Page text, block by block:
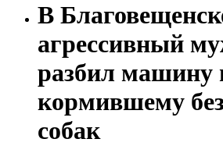
В
агрессивный
разбил машину
кормившему
собак